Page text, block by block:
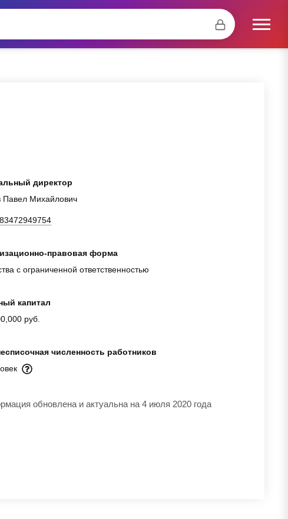
директор
Павел Михайлович
правовая форма
с ограниченной ответственностью
капитал
руб.
численность работников
обновлена и актуальна на 4 июля 2020 года